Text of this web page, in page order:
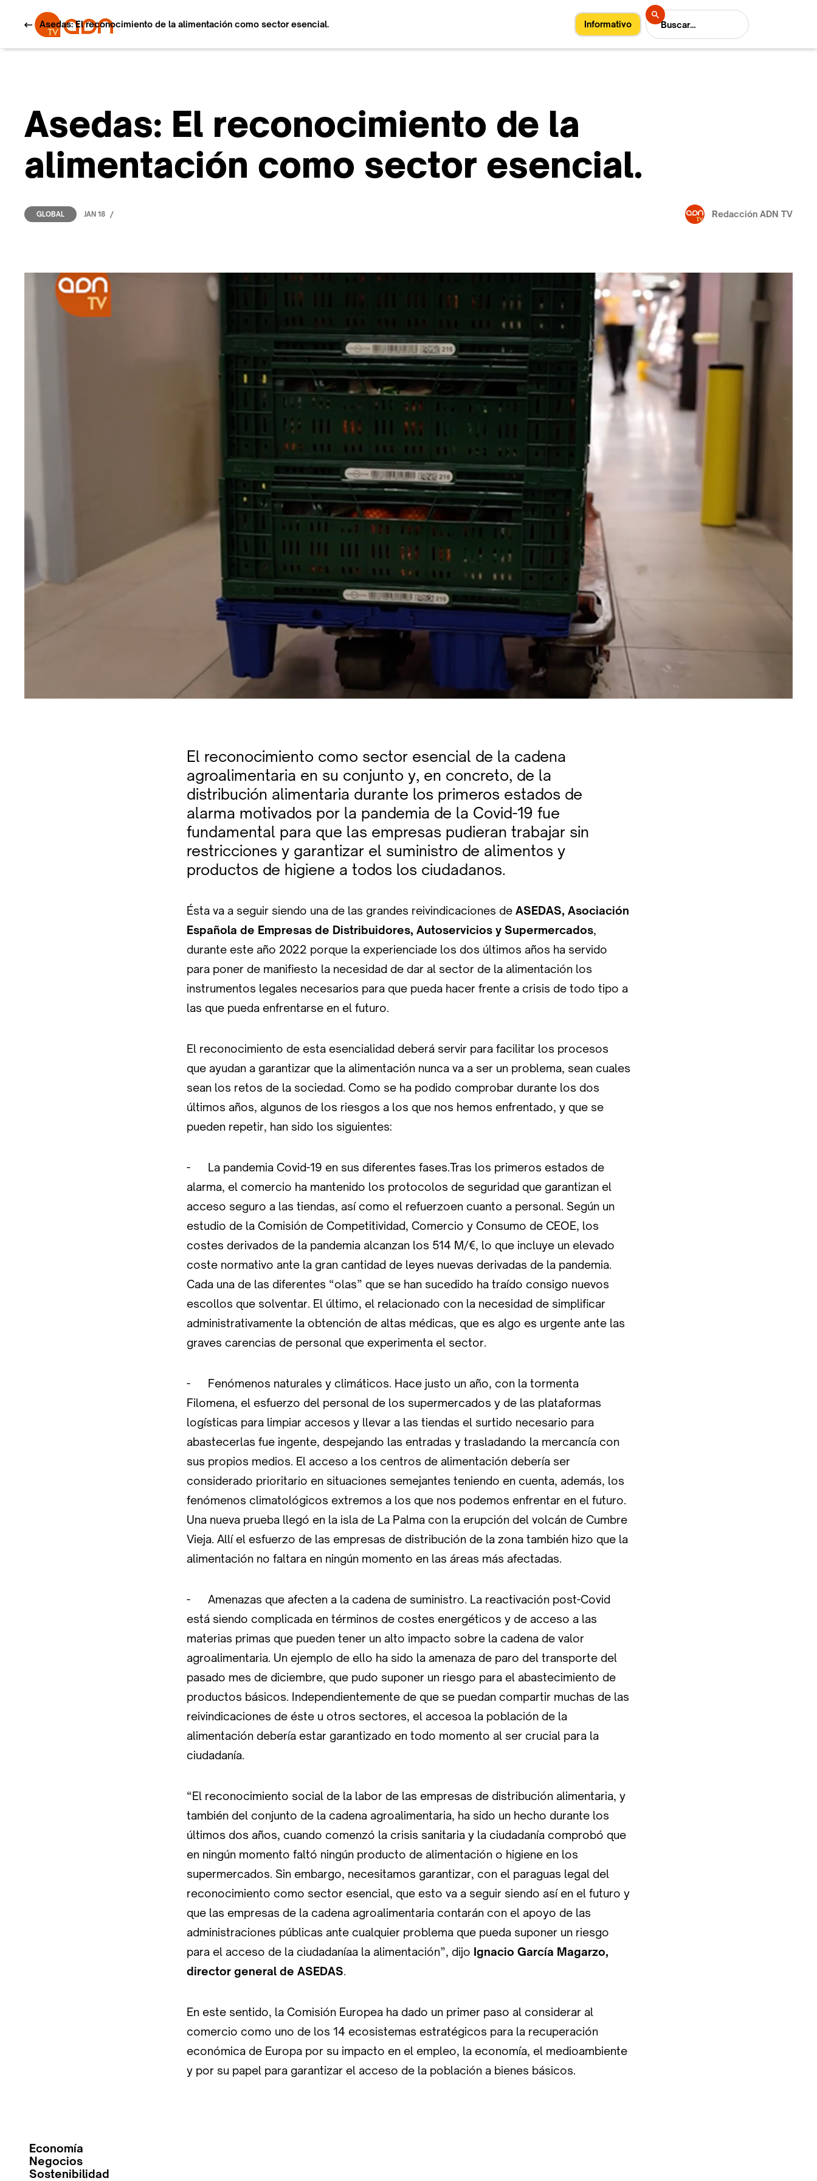
Informativo
Asedas: El reconocimiento de la alimentación como sector esencial.
Asedas: El reconocimiento de la
alimentación como sector esencial.
GLOBAL JAN 18 / Redacción ADN TV
El reconocimiento como sector esencial de la cadena
agroalimentaria en su conjunto y, en concreto, de la
distribución alimentaria durante los primeros estados de
alarma motivados por la pandemia de la Covid-19 fue
fundamental para que las empresas pudieran trabajar sin
restricciones y garantizar el suministro de alimentos y
productos de higiene a todos los ciudadanos.
Ésta va a seguir siendo una de las grandes reivindicaciones de ASEDAS, Asociación
Española de Empresas de Distribuidores, Autoservicios y Supermercados,
durante este año 2022 porque la experienciade los dos últimos años ha servido
para poner de manifiesto la necesidad de dar al sector de la alimentación los
instrumentos legales necesarios para que pueda hacer frente a crisis de todo tipo a
las que pueda enfrentarse en el futuro.
El reconocimiento de esta esencialidad deberá servir para facilitar los procesos
que ayudan a garantizar que la alimentación nunca va a ser un problema, sean cuales
sean los retos de la sociedad. Como se ha podido comprobar durante los dos
últimos años, algunos de los riesgos a los que nos hemos enfrentado, y que se
pueden repetir, han sido los siguientes:
- La pandemia Covid-19 en sus diferentes fases.Tras los primeros estados de
alarma, el comercio ha mantenido los protocolos de seguridad que garantizan el
acceso seguro a las tiendas, así como el refuerzoen cuanto a personal. Según un
estudio de la Comisión de Competitividad, Comercio y Consumo de CEOE, los
costes derivados de la pandemia alcanzan los 514 M/€, lo que incluye un elevado
coste normativo ante la gran cantidad de leyes nuevas derivadas de la pandemia.
Cada una de las diferentes “olas” que se han sucedido ha traído consigo nuevos
escollos que solventar. El último, el relacionado con la necesidad de simplificar
administrativamente la obtención de altas médicas, que es algo es urgente ante las
graves carencias de personal que experimenta el sector.
- Fenómenos naturales y climáticos. Hace justo un año, con la tormenta
Filomena, el esfuerzo del personal de los supermercados y de las plataformas
logísticas para limpiar accesos y llevar a las tiendas el surtido necesario para
abastecerlas fue ingente, despejando las entradas y trasladando la mercancía con
sus propios medios. El acceso a los centros de alimentación debería ser
considerado prioritario en situaciones semejantes teniendo en cuenta, además, los
fenómenos climatológicos extremos a los que nos podemos enfrentar en el futuro.
Una nueva prueba llegó en la isla de La Palma con la erupción del volcán de Cumbre
Vieja. Allí el esfuerzo de las empresas de distribución de la zona también hizo que la
alimentación no faltara en ningún momento en las áreas más afectadas.
- Amenazas que afecten a la cadena de suministro. La reactivación post-Covid
está siendo complicada en términos de costes energéticos y de acceso a las
materias primas que pueden tener un alto impacto sobre la cadena de valor
agroalimentaria. Un ejemplo de ello ha sido la amenaza de paro del transporte del
pasado mes de diciembre, que pudo suponer un riesgo para el abastecimiento de
productos básicos. Independientemente de que se puedan compartir muchas de las
reivindicaciones de éste u otros sectores, el accesoa la población de la
alimentación debería estar garantizado en todo momento al ser crucial para la
ciudadanía.
“El reconocimiento social de la labor de las empresas de distribución alimentaria, y
también del conjunto de la cadena agroalimentaria, ha sido un hecho durante los
últimos dos años, cuando comenzó la crisis sanitaria y la ciudadanía comprobó que
en ningún momento faltó ningún producto de alimentación o higiene en los
supermercados. Sin embargo, necesitamos garantizar, con el paraguas legal del
reconocimiento como sector esencial, que esto va a seguir siendo así en el futuro y
que las empresas de la cadena agroalimentaria contarán con el apoyo de las
administraciones públicas ante cualquier problema que pueda suponer un riesgo
para el acceso de la ciudadaníaa la alimentación”, dijo Ignacio García Magarzo,
director general de ASEDAS.
En este sentido, la Comisión Europea ha dado un primer paso al considerar al
comercio como uno de los 14 ecosistemas estratégicos para la recuperación
económica de Europa por su impacto en el empleo, la economía, el medioambiente
y por su papel para garantizar el acceso de la población a bienes básicos.
Economía
Negocios
Sostenibilidad